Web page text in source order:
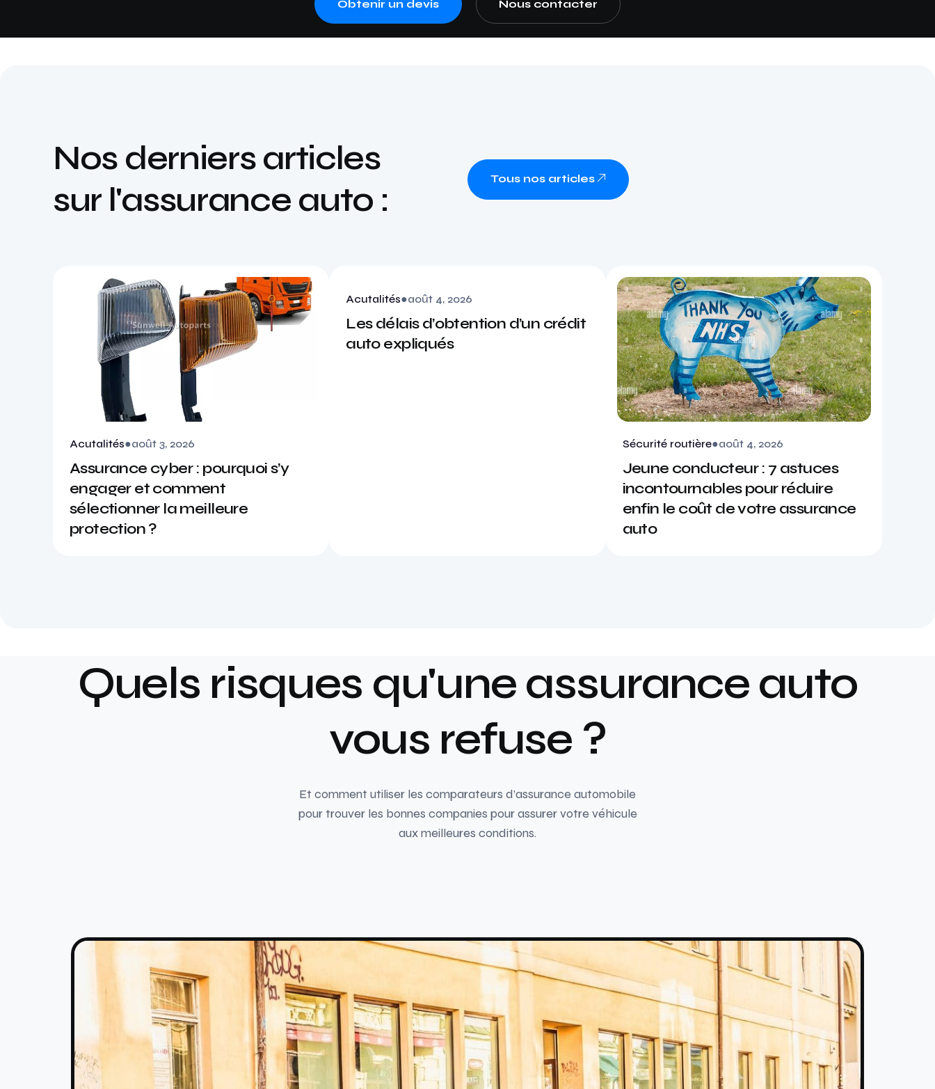
Obtenir un devis Nous contacter
Nos derniers articles
sur l'assurance auto :
Tous nos articles
Acutalités●août 3, 2026
Assurance cyber : pourquoi s’y
engager et comment
sélectionner la meilleure
protection ?
Acutalités●août 4, 2026
Les délais d’obtention d’un crédit
auto expliqués
Sécurité routière●août 4, 2026
Jeune conducteur : 7 astuces
incontournables pour réduire
enfin le coût de votre assurance
auto
Quels risques qu'une assurance auto
vous refuse ?
Et comment utiliser les comparateurs d’assurance automobile
pour trouver les bonnes companies pour assurer votre véhicule
aux meilleures conditions.